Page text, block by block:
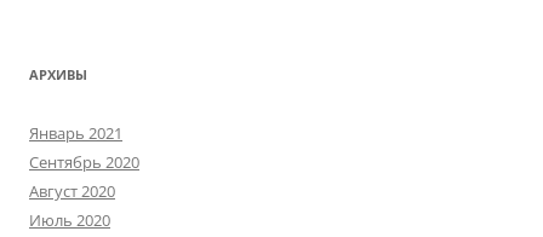
АРХИВЫ
Январь 2021
Сентябрь 2020
Август 2020
Июль 2020